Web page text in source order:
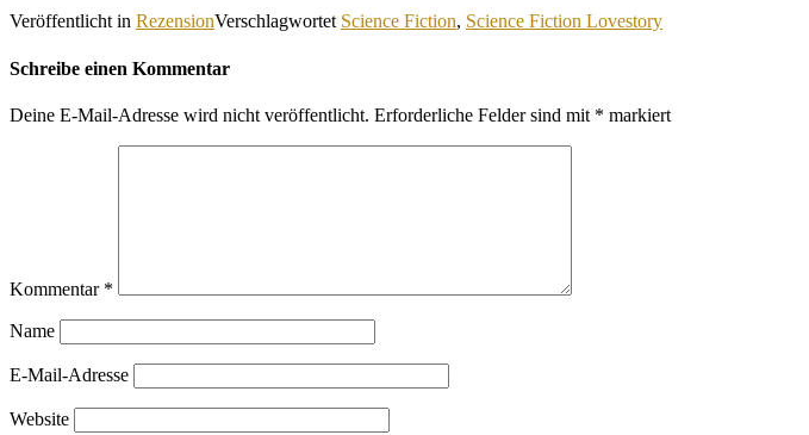
Veröffentlicht in RezensionVerschlagwortet Science Fiction, Science Fiction Lovestory
Schreibe einen Kommentar
Deine E-Mail-Adresse wird nicht veröffentlicht. Erforderliche Felder sind mit * markiert
Kommentar *
Name
E-Mail-Adresse
Website